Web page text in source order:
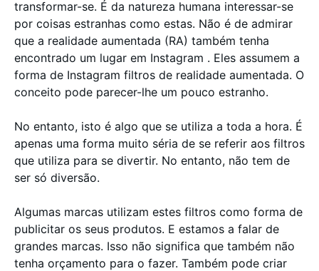
transformar-se. É da natureza humana interessar-se
por coisas estranhas como estas. Não é de admirar
que a realidade aumentada (RA) também tenha
encontrado um lugar em Instagram . Eles assumem a
forma de Instagram filtros de realidade aumentada. O
conceito pode parecer-lhe um pouco estranho.
No entanto, isto é algo que se utiliza a toda a hora. É
apenas uma forma muito séria de se referir aos filtros
que utiliza para se divertir. No entanto, não tem de
ser só diversão.
Algumas marcas utilizam estes filtros como forma de
publicitar os seus produtos. E estamos a falar de
grandes marcas. Isso não significa que também não
tenha orçamento para o fazer. Também pode criar